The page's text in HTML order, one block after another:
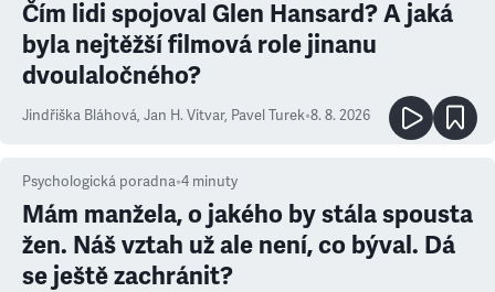
Čím lidi spojoval Glen Hansard? A jaká
byla nejtěžší filmová role jinanu
dvoulaločného?
Jindřiška Bláhová, Jan H. Vitvar, Pavel Turek•8. 8. 2026
Psychologická poradna•4 minuty
Mám manžela, o jakého by stála spousta
žen. Náš vztah už ale není, co býval. Dá
se ještě zachránit?